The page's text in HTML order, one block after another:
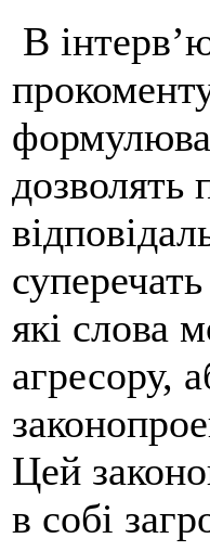
В
дозволять
які слова
агресору,
Цей
в собі